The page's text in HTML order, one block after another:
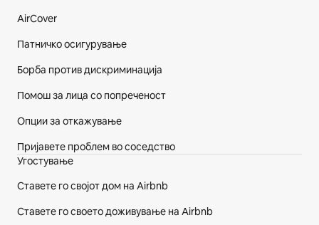
AirCover
Патничко осигурување
Борба против дискриминација
Помош за лица со попреченост
Опции за откажување
Пријавете проблем во соседство
Угостување
Ставете го својот дом на Airbnb
Ставете го своето доживување на Airbnb